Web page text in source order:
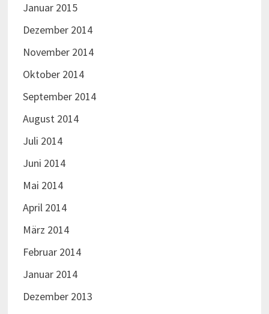
Januar 2015
Dezember 2014
November 2014
Oktober 2014
September 2014
August 2014
Juli 2014
Juni 2014
Mai 2014
April 2014
März 2014
Februar 2014
Januar 2014
Dezember 2013